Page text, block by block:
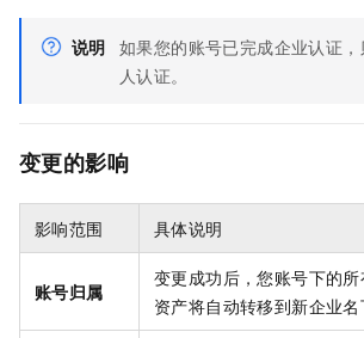
说明 如果您的账号已完成企业认证
人认证。
变更的影响
影响范围 具体说明
账号归属
变更成功后，您账号下的所
资产将自动转移到新企业名